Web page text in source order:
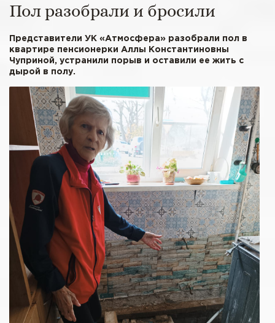
Пол разобрали и бросили
Представители УК «Атмосфера» разобрали пол в
квартире пенсионерки Аллы Константиновны
Чуприной, устранили порыв и оставили ее жить с
дырой в полу.